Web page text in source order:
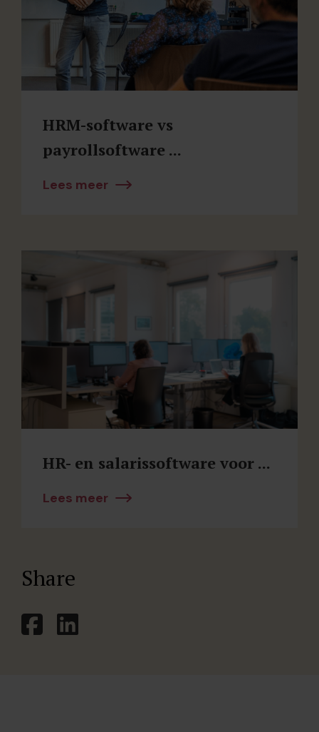
HRM-software vs
payrollsoftware ...
Lees meer
HR- en salarissoftware voor ...
Lees meer
Share